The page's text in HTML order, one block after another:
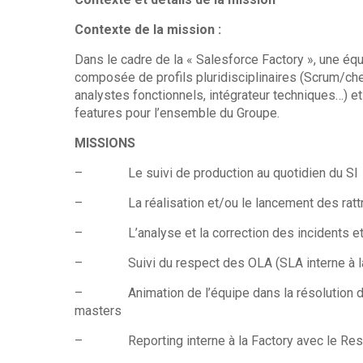
Contexte de la mission :
Dans le cadre de la « Salesforce Factory », une
composée de profils pluridisciplinaires (Scrum/
analystes fonctionnels, intégrateur techniques…)
features pour l’ensemble du Groupe.
MISSIONS
– Le suivi de production au quotidien du SI
– La réalisation et/ou le lancement des
– L’analyse et la correction des incidents et
– Suivi du respect des OLA (SLA interne à
– Animation de l’équipe dans la résolution
masters
– Reporting interne à la Factory avec le